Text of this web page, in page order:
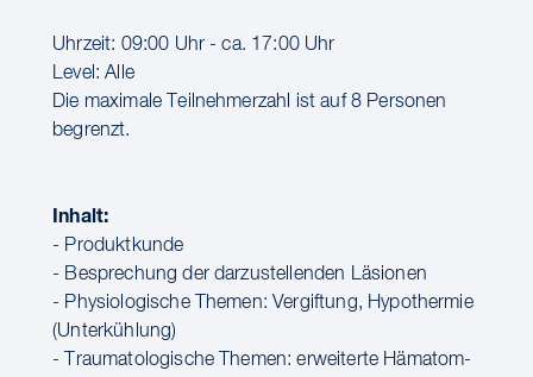
Uhrzeit: 09:00 Uhr - ca. 17:00 Uhr
Level: Alle
Die maximale Teilnehmerzahl ist auf 8 Personen
begrenzt.
Inhalt:
- Produktkunde
- Besprechung der darzustellenden Läsionen
- Physiologische Themen: Vergiftung, Hypothermie
(Unterkühlung)
- Traumatologische Themen: erweiterte Hämatom-